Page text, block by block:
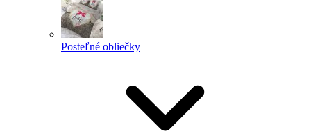
Posteľné obliečky